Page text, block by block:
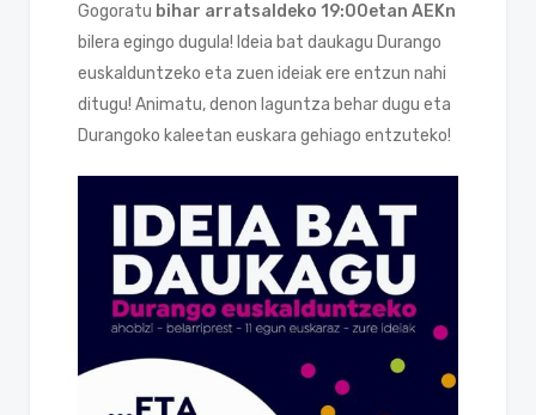
Gogoratu bihar arratsaldeko 19:00etan AEKn
bilera egingo dugula! Ideia bat daukagu Durango
euskalduntzeko eta zuen ideiak ere entzun nahi
ditugu! Animatu, denon laguntza behar dugu eta
Durangoko kaleetan euskara gehiago entzuteko!